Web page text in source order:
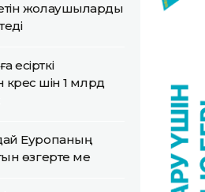
жолаушыларды
есірткі
үшін 1 млрд
Еуропаның
өзгерте ме